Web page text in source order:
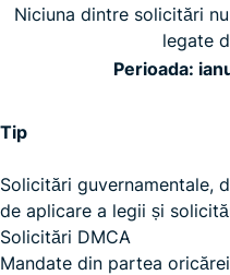
Niciuna dintre solicitări
legate
Perioada:
Tip
Solicitări guvernamentale,
de aplicare a legii și
Solicitări DMCA
Mandate din partea